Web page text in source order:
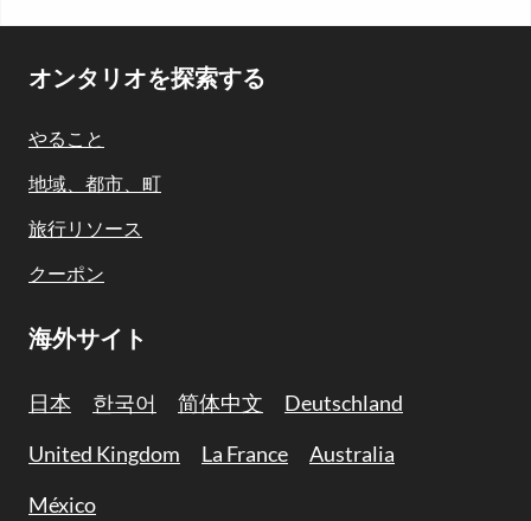
Footer
Navigation
オンタリオを探索する
やること
地域、都市、町
旅行リソース
クーポン
海外サイト
日本 한국어 简体中文
Deutschland
United Kingdom
La France
Australia
México